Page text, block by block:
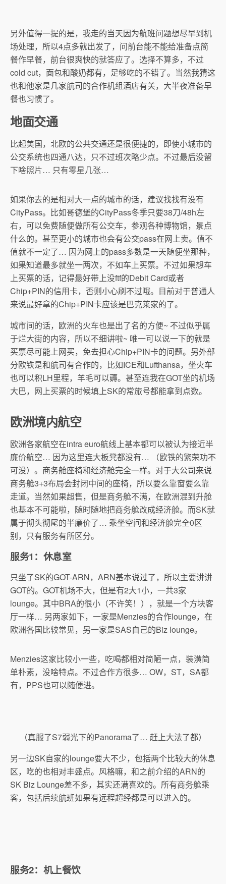
另外值得一提的是，我走的当天因为航班问题想尽早到机
场处理，所以4点多就出发了，问前台能不能给准备点简
餐作早餐，前台很爽快的就答应了。选择不算多，不过
cold cut，面包和酸奶都有，足够吃的不错了。当然我猜这
也和他家是几家航司的合作机组酒店有关，大半夜准备早
餐也习惯了。
地面交通
比起美国，北欧的公共交通还是很便捷的，即使小城市的
公交系统也四通八达，只不过班次略少点。不过最后没留
下啥照片… 只有零星几张…
如果你去的是相对大一点的城市的话，建议找找有没有
CityPass。比如哥德堡的CityPass冬季只要38刀/48h左
右，可以免费随便做所有公交车，参观各种博物馆，景点
什么的。甚至更小的城市也会有公交pass在网上卖。值不
值就不一定了… 因为网上的pass多数是一天随便坐那种，
如果知道最多就坐一两次，不如车上买票。不过如果想车
上买票的话，记得最好带上没ftf的Debit Card或者
Chip+PIN的信用卡，否则小心刷不过哦。目前对于普通人
来说最好拿的Chip+PIN卡应该是巴克莱家的了。
城市间的话，欧洲的火车也是出了名的方便~ 不过似乎属
于烂大街的内容，所以不细讲啦~ 唯一可以说一下的就是
买票尽可能上网买，免去担心Chip+PIN卡的问题。另外部
分欧铁是和航司有合作的，比如ICE和Lufthansa，坐火车
也可以积LH里程，羊毛可以薅。甚至连我在GOT坐的机场
大巴，网上买票的时候填上SK的常旅号都能拿到点数。
欧洲境内航空
欧洲各家航空在intra euro航线上基本都可以被认为接近半
廉价航空… 因为这里连大板凳都没有… （欧铁的繁荣功不
可没）。商务舱座椅和经济舱完全一样。对于大公司来说
商务舱3+3布局会封闭中间的座椅，所以要么靠窗要么靠
走道。当然如果超售，但是商务舱不满，在欧洲混到升舱
也基本不可能啦，随时随地把商务舱改成经济舱。而SK就
属于彻头彻尾的半廉价了… 乘坐空间和经济舱完全0区
别，只有服务有所区分。
服务1：休息室
只坐了SK的GOT-ARN，ARN基本说过了，所以主要讲讲
GOT的。GOT机场不大，但是有2大1小，一共3家
lounge。其中BRA的很小（不许笑！），就是一个方块客
厅一样… 另两家如下，一家是Menzies的合作lounge，在
欧洲各国比较常见，另一家是SAS自己的Biz lounge。
Menzies这家比较小一些，吃喝都相对简陋一点，装潢简
单朴素，没啥特点。不过合作方很多… OW，ST，SA都
有，PPS也可以随便进。
（真服了S7弱光下的Panorama了… 赶上大法了都）
另一边SK自家的lounge要大不少，包括两个比较大的休息
区，吃的也相对丰盛点。风格嘛，和之前介绍的ARN的
SK Biz Lounge差不多，其实还满喜欢的。所有商务舱乘
客，包括后续航班如果有远程超经都是可以进入的。
服务2：机上餐饮